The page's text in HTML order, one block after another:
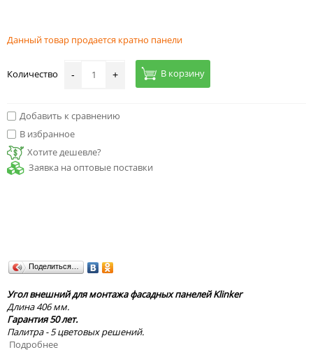
Данный товар продается кратно панели
Количество - + В корзину
Добавить к сравнению
В избранное
Хотите дешевле?
Заявка на оптовые поставки
Поделиться…
Угол внешний для монтажа фасадных панелей Klinker
Длина 406 мм.
Гарантия 50 лет.
Палитра - 5 цветовых решений.
Подробнее